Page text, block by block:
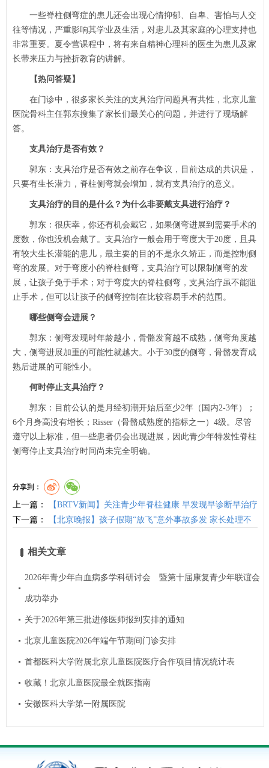
一些脊柱侧弯症的患儿还会出现心情抑郁、自卑、害怕与人交
往等情况，严重影响其学业及生活，对患儿及其家庭的心理支持也
非常重要。夏令营课程中，将有来自精神心理科的医生为患儿及家
长带来压力与挫折教育的讲解。
【热问答疑】
在门诊中，很多家长关注的支具治疗问题具有共性，北京儿童
医院骨科主任郭东搜集了家长们最关心的问题，并进行了现场解
答。
支具治疗是否有效？
郭东 ：支具治疗是否有效之前存在争议，目前达成的共识是，
只要有生长潜力，脊柱侧弯就会增加，就有支具治疗的意义。
支具治疗的目的是什么？为什么非要戴支具进行治疗？
郭东 ：很庆幸，你还有机会戴它，如果侧弯进展到需要手术的
度数，你也没机会戴了。支具治疗一般会用于弯度大于20度，且具
有较大生长潜能的患儿，最主要的目的不是永久矫正，而是控制侧
弯的发展。对于弯度小的脊柱侧弯，支具治疗可以限制侧弯的发
展，让孩子免于手术；对于弯度大的脊柱侧弯，支具治疗虽不能阻
止手术，但可以让孩子的侧弯控制在比较容易手术的范围。
哪些侧弯会进展？
郭东 ：侧弯发现时年龄越小，骨骼发育越不成熟，侧弯角度越
大，侧弯进展加重的可能性就越大。小于30度的侧弯，骨骼发育成
熟后进展的可能性小。
何时停止支具治疗？
郭东 ：目前公认的是月经初潮开始后至少2年（国内2-3年）；
6个月身高没有增长；Risser（骨骼成熟度的指标之一）4级。尽管
遵守以上标准，但一些患者仍会出现进展，因此青少年特发性脊柱
侧弯停止支具治疗时间尚未完全明确。
分享到：
上一篇：
【BRTV新闻】关注青少年脊柱健康 早发现早诊断早治疗
下一篇：
【北京晚报】孩子假期“放飞”意外事故多发 家长处理不
相关文章
2026年青少年白血病多学科研讨会 暨第十届康复青少年联谊会
成功举办
关于2026年第三批进修医师报到安排的通知
北京儿童医院2026年端午节期间门诊安排
首都医科大学附属北京儿童医院医疗合作项目情况统计表
收藏！北京儿童医院最全就医指南
安徽医科大学第一附属医院